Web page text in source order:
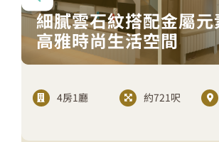
細膩雲石紋搭配金屬元
高雅時尚生活空間
4房1廳 約721呎